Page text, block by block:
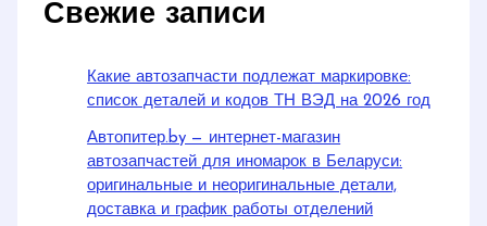
Свежие записи
Какие автозапчасти подлежат маркировке:
список деталей и кодов ТН ВЭД на 2026 год
Автопитер.by — интернет-магазин
автозапчастей для иномарок в Беларуси:
оригинальные и неоригинальные детали,
доставка и график работы отделений